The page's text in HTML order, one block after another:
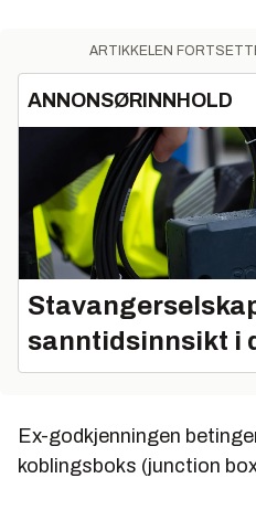
ARTIKKELEN
ANNONSØRINNHOLD
sanntidsinnsikt i
Ex-godkjenningen
koblingsboks (junction